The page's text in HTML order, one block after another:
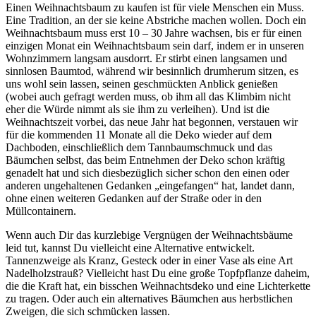
Einen Weihnachtsbaum zu kaufen ist für viele Menschen ein Muss.
Eine Tradition, an der sie keine Abstriche machen wollen. Doch ein
Weihnachtsbaum muss erst 10 – 30 Jahre wachsen, bis er für einen
einzigen Monat ein Weihnachtsbaum sein darf, indem er in unseren
Wohnzimmern langsam ausdorrt. Er stirbt einen langsamen und
sinnlosen Baumtod, während wir besinnlich drumherum sitzen, es
uns wohl sein lassen, seinen geschmückten Anblick genießen
(wobei auch gefragt werden muss, ob ihm all das Klimbim nicht
eher die Würde nimmt als sie ihm zu verleihen). Und ist die
Weihnachtszeit vorbei, das neue Jahr hat begonnen, verstauen wir
für die kommenden 11 Monate all die Deko wieder auf dem
Dachboden, einschließlich dem Tannbaumschmuck und das
Bäumchen selbst, das beim Entnehmen der Deko schon kräftig
genadelt hat und sich diesbezüglich sicher schon den einen oder
anderen ungehaltenen Gedanken „eingefangen“ hat, landet dann,
ohne einen weiteren Gedanken auf der Straße oder in den
Müllcontainern.
Wenn auch Dir das kurzlebige Vergnügen der Weihnachtsbäume
leid tut, kannst Du vielleicht eine Alternative entwickelt.
Tannenzweige als Kranz, Gesteck oder in einer Vase als eine Art
Nadelholzstrauß? Vielleicht hast Du eine große Topfpflanze daheim,
die die Kraft hat, ein bisschen Weihnachtsdeko und eine Lichterkette
zu tragen. Oder auch ein alternatives Bäumchen aus herbstlichen
Zweigen, die sich schmücken lassen.